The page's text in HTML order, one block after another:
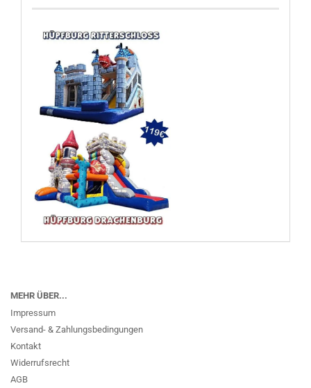
MEHR ÜBER...
Impressum
Versand- & Zahlungsbedingungen
Kontakt
Widerrufsrecht
AGB